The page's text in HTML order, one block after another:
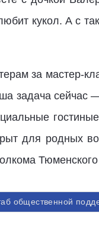
кукол. А с
за мастер-
задача
для родных
общественной